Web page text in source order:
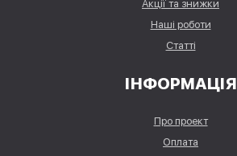
Акції та знижки
Наші роботи
Статті
ІНФОРМАЦІЯ
Про проект
Оплата